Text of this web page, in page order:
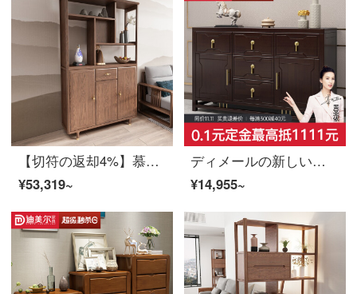
【切符の返却4%】慕尼思丹の仕切り棚の木の棚棚棚棚棚棚棚棚棚棚棚棚棚の棚棚の実木間庁棚【輸入白蝋木＋大収納引き出し】
¥53,319~
ディメールの新しい中国式の木の箱は簡単に現代の寝室の引き出し式が経済の倉庫を収納します。
¥14,955~